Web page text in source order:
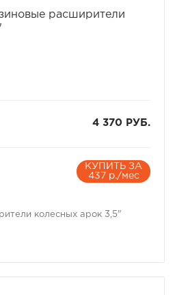
расширители
4 370 РУБ.
КУПИТЬ ЗА
437 р./мес
колесных арок 3,5"